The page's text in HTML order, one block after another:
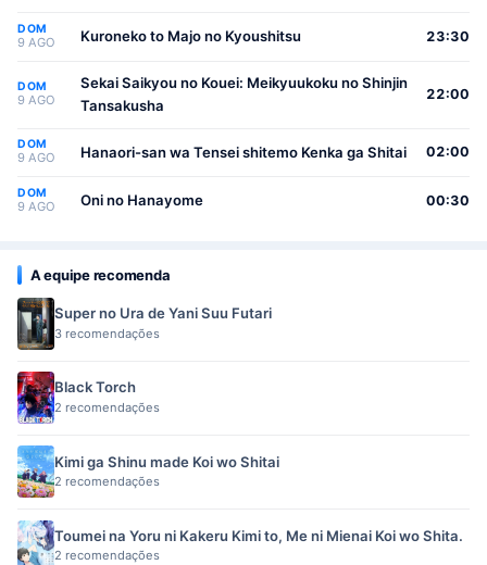
Osewa suru Koto ni Narimashita
DOM
9 AGO Kuroneko to Majo no Kyoushitsu 23:30
DOM
9 AGO
Sekai Saikyou no Kouei: Meikyuukoku no Shinjin
Tansakusha
22:00
DOM
9 AGO Hanaori-san wa Tensei shitemo Kenka ga Shitai 02:00
DOM
9 AGO Oni no Hanayome 00:30
A equipe recomenda
Super no Ura de Yani Suu Futari
3 recomendações
Black Torch
2 recomendações
Kimi ga Shinu made Koi wo Shitai
2 recomendações
Toumei na Yoru ni Kakeru Kimi to, Me ni Mienai Koi wo Shita.
2 recomendações